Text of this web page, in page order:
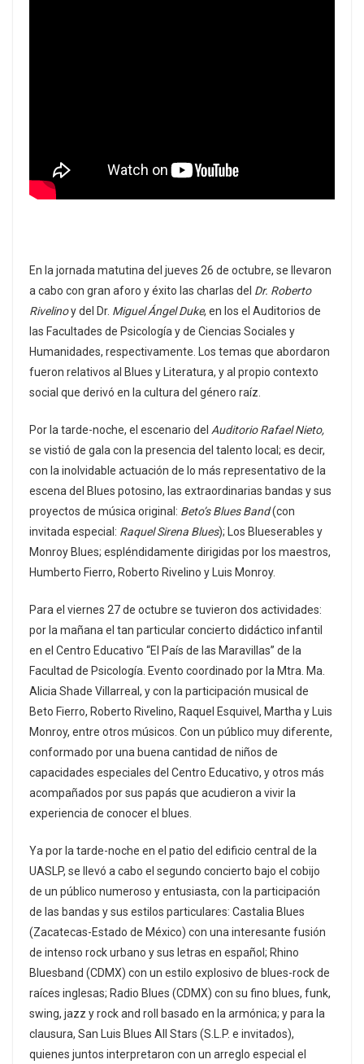
En la jornada matutina del jueves 26 de octubre, se llevaron
a cabo con gran aforo y éxito las charlas del Dr. Roberto
Rivelinoy del Dr. Miguel Ángel Duke, en los el Auditorios de
las Facultades de Psicología y de Ciencias Sociales y
Humanidades, respectivamente. Los temas que abordaron
fueron relativos al Blues y Literatura, y al propio contexto
social que derivó en la cultura del género raíz.
Por la tarde-noche, el escenario del Auditorio Rafael Nieto,
se vistió de gala con la presencia del talento local; es decir,
con la inolvidable actuación de lo más representativo de la
escena del Blues potosino, las extraordinarias bandas y sus
proyectos de música original: Beto’s Blues Band(con
invitada especial: Raquel Sirena Blues); Los Blueserables y
Monroy Blues; espléndidamente dirigidas por los maestros,
Humberto Fierro, Roberto Rivelino y Luis Monroy.
Para el viernes 27 de octubre se tuvieron dos actividades:
por la mañana el tan particular concierto didáctico infantil
en el Centro Educativo “El País de las Maravillas” de la
Facultad de Psicología. Evento coordinado por la Mtra. Ma.
Alicia Shade Villarreal, y con la participación musical de
Beto Fierro, Roberto Rivelino, Raquel Esquivel, Martha y Luis
Monroy, entre otros músicos. Con un público muy diferente,
conformado por una buena cantidad de niños de
capacidades especiales del Centro Educativo, y otros más
acompañados por sus papás que acudieron a vivir la
experiencia de conocer el blues.
Ya por la tarde-noche en el patio del edificio central de la
UASLP, se llevó a cabo el segundo concierto bajo el cobijo
de un público numeroso y entusiasta, con la participación
de las bandas y sus estilos particulares: Castalia Blues
(Zacatecas-Estado de México) con una interesante fusión
de intenso rock urbano y sus letras en español; Rhino
Bluesband (CDMX) con un estilo explosivo de blues-rock de
raíces inglesas; Radio Blues (CDMX) con su fino blues, funk,
swing, jazz y rock and roll basado en la armónica; y para la
clausura, San Luis Blues All Stars (S.L.P. e invitados),
quienes juntos interpretaron con un arreglo especial el